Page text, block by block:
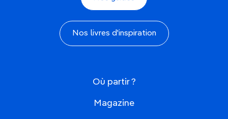
Nos livres d'inspiration
Où partir ?
Magazine